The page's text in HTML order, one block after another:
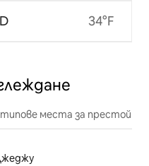
34°F
места за престой